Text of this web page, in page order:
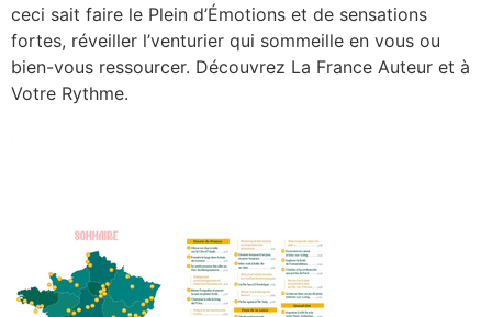
ceci sait faire le Plein d’Émotions et de sensations
fortes, réveiller l’venturier qui sommeille en vous ou
bien-vous ressourcer. Découvrez La France Auteur et à
Votre Rythme.